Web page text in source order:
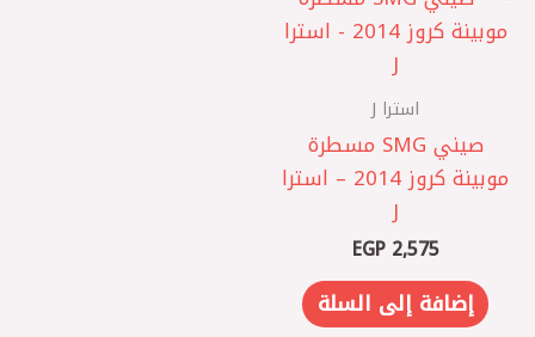
استرا J
صيني SMG مسطرة
موبينة كروز 2014 – استرا
J
EGP2,575
إضافة إلى السلة